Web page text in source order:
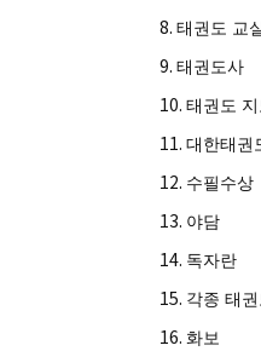
8. 태권도 교
9. 태권도사
10. 태권도
11. 대한태권
12. 수필수상
13. 야담
14. 독자란
15. 각종 태권
16. 화보